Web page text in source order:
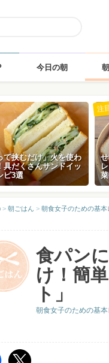
今日の朝
て挟むだけ」火を使わ
具だくさんサンドイッ
ピ3選
注
> 朝ごはん > 朝食女子のための基本
食パン
け！簡
ト」
朝食女子のための基